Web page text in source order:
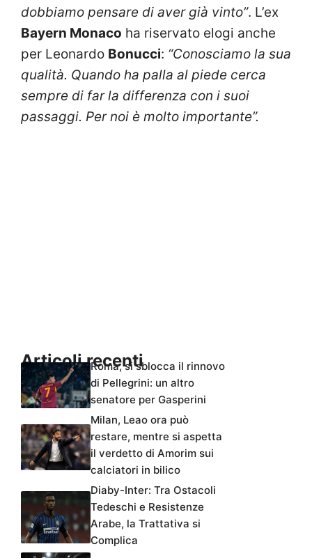
dobbiamo pensare di aver già vinto”. L’ex
Bayern Monaco ha riservato elogi anche
per Leonardo Bonucci: “Conosciamo la sua
qualità. Quando ha palla al piede cerca
sempre di far la differenza con i suoi
passaggi. Per noi è molto importante”.
Articoli recentiRoma, si sblocca il rinnovo
di Pellegrini: un altro
senatore per Gasperini
Milan, Leao ora può
restare, mentre si aspetta
il verdetto di Amorim sui
calciatori in bilico
Diaby-Inter: Tra Ostacoli
Tedeschi e Resistenze
Arabe, la Trattativa si
Complica